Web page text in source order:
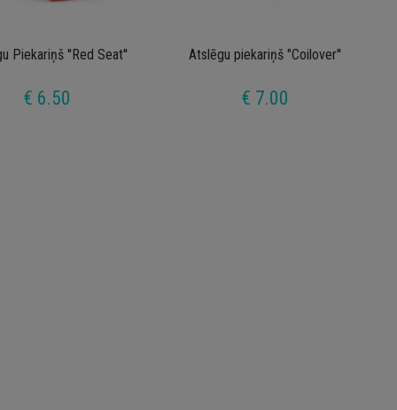
Piekariņš ''Red Seat''
€ 6.50
Atslēgu piekariņš "Coilover''
€ 7.00